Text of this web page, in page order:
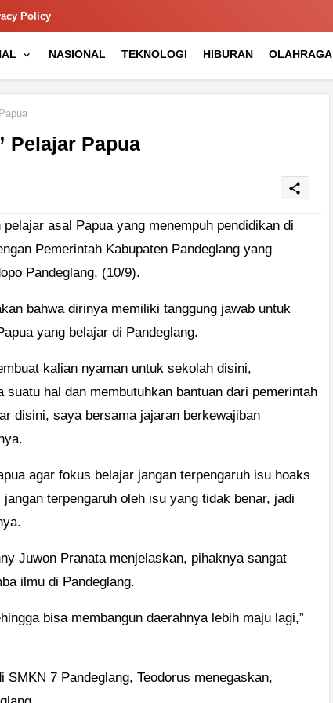
Policy
NASIONAL TEKNOLOGI HIBURAN OLAHRAGA
Pelajar Papua
share
pelajar asal Papua yang menempuh pendidikan di
Pemerintah Kabupaten Pandeglang yang
Pandeglang, (10/9).
bahwa dirinya memiliki tanggung jawab untuk
yang belajar di Pandeglang.
kalian nyaman untuk sekolah disini,
hal dan membutuhkan bantuan dari pemerintah
disini, saya bersama jajaran berkewajiban
agar fokus belajar jangan terpengaruh isu hoaks
terpengaruh oleh isu yang tidak benar, jadi
Juwon Pranata menjelaskan, pihaknya sangat
ilmu di Pandeglang.
bisa membangun daerahnya lebih maju lagi,”
7 Pandeglang, Teodorus menegaskan,